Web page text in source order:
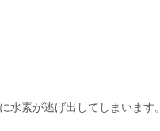
素が逃げ出してしまいます。